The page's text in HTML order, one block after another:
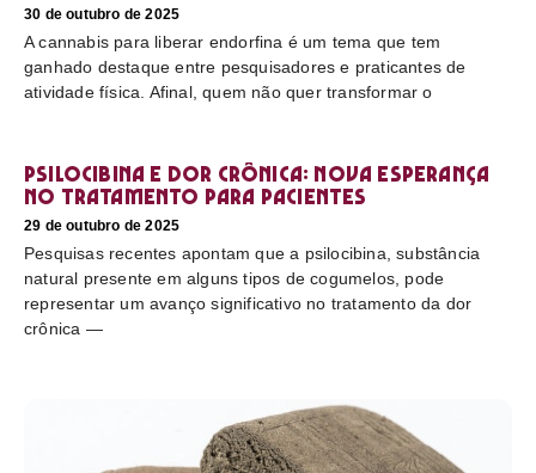
30 de outubro de 2025
A cannabis para liberar endorfina é um tema que tem
ganhado destaque entre pesquisadores e praticantes de
atividade física. Afinal, quem não quer transformar o
Psilocibina e dor crônica: nova esperança
no tratamento para pacientes
29 de outubro de 2025
Pesquisas recentes apontam que a psilocibina, substância
natural presente em alguns tipos de cogumelos, pode
representar um avanço significativo no tratamento da dor
crônica —